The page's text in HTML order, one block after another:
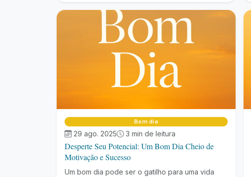
Bom dia
29 ago. 2025 3 min de leitura
Desperte Seu Potencial: Um Bom Dia Cheio de
Motivação e Sucesso
Um bom dia pode ser o gatilho para uma vida